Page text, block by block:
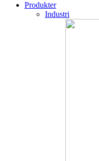
Produkter
Industri